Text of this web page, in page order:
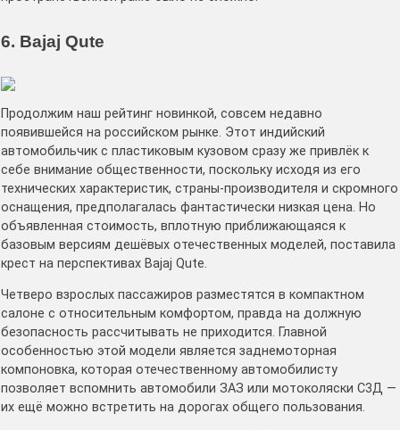
6. Bajaj Qute
Продолжим наш рейтинг новинкой, совсем недавно
появившейся на российском рынке. Этот индийский
автомобильчик с пластиковым кузовом сразу же привлёк к
себе внимание общественности, поскольку исходя из его
технических характеристик, страны-производителя и скромного
оснащения, предполагалась фантастически низкая цена. Но
объявленная стоимость, вплотную приближающаяся к
базовым версиям дешёвых отечественных моделей, поставила
крест на перспективах Bajaj Qute.
Четверо взрослых пассажиров разместятся в компактном
салоне с относительным комфортом, правда на должную
безопасность рассчитывать не приходится. Главной
особенностью этой модели является заднемоторная
компоновка, которая отечественному автомобилисту
позволяет вспомнить автомобили ЗАЗ или мотоколяски С3Д —
их ещё можно встретить на дорогах общего пользования.